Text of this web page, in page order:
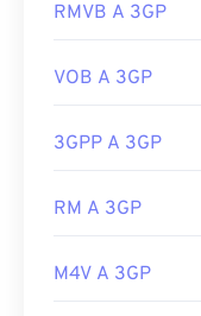
RMVB A 3GP
VOB A 3GP
3GPP A 3GP
RM A 3GP
M4V A 3GP